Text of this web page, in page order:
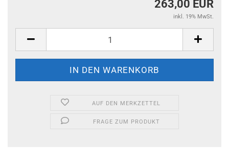
263,00 EUR
inkl. 19% MwSt.
AUF DEN MERKZETTEL
FRAGE ZUM PRODUKT